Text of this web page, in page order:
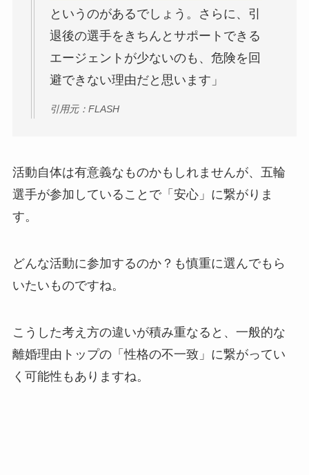
というのがあるでしょう。さらに、引
退後の選手をきちんとサポートできる
エージェントが少ないのも、危険を回
避できない理由だと思います」
引用元：FLASH
活動自体は有意義なものかもしれませんが、五輪
選手が参加していることで「安心」に繋がりま
す。
どんな活動に参加するのか？も慎重に選んでもら
いたいものですね。
こうした考え方の違いが積み重なると、一般的な
離婚理由トップの「性格の不一致」に繋がってい
く可能性もありますね。